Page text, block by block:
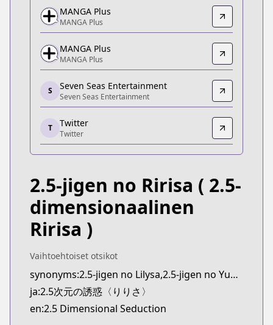
MANGA Plus
MANGA Plus
https://mangaplus.shueisha.co.jp/titles/100282
MANGA Plus
MANGA Plus
https://mangaplus.shueisha.co.jp/titles/300012
Seven Seas Entertainment
Seven Seas Entertainment
https://sevenseasentertainment.com/series/2-5-
Twitter
Twitter
VIZ
VIZ
https://www.shonenjump.com/ririsa/
Shonen Jump Plus
Shonen Jump Plus
https://shonenjumpplus.com/episode/
MANGA Plus
MANGA Plus
MANGA Plus
MANGA Plus
S Seven Seas Entertainment
Seven Seas Entertainment
T Twitter
Twitter
2.5-jigen no Ririsa ( 2.5-
dimensionaalinen
Ririsa )
Vaihtoehtoiset otsikot
synonyms:2.5-jigen no Lilysa,2.5-jigen no Yuuwaku,Ririsa of 2.5 Dimension
ja:2.5次元の誘惑〈りりさ〉
en:2.5 Dimensional Seduction